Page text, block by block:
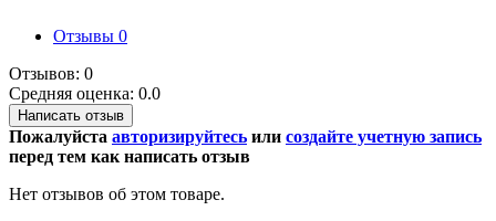
Отзывы 0
Отзывов: 0
Средняя оценка: 0.0
Написать отзыв
Пожалуйста авторизируйтесь или создайте учетную запись
перед тем как написать отзыв
Нет отзывов об этом товаре.